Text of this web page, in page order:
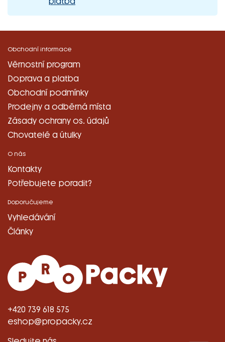
+420 739 618 575
eshop@propacky.cz
Obchodní informace
Věrnostní program
Doprava a platba
Obchodní podmínky
Prodejny a odběrná místa
Zásady ochrany os. údajů
Chovatelé a útulky
O nás
Kontakty
Potřebujete poradit?
Doporučujeme
Vyhledávání
Články